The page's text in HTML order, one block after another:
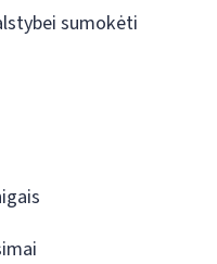
sumokėti